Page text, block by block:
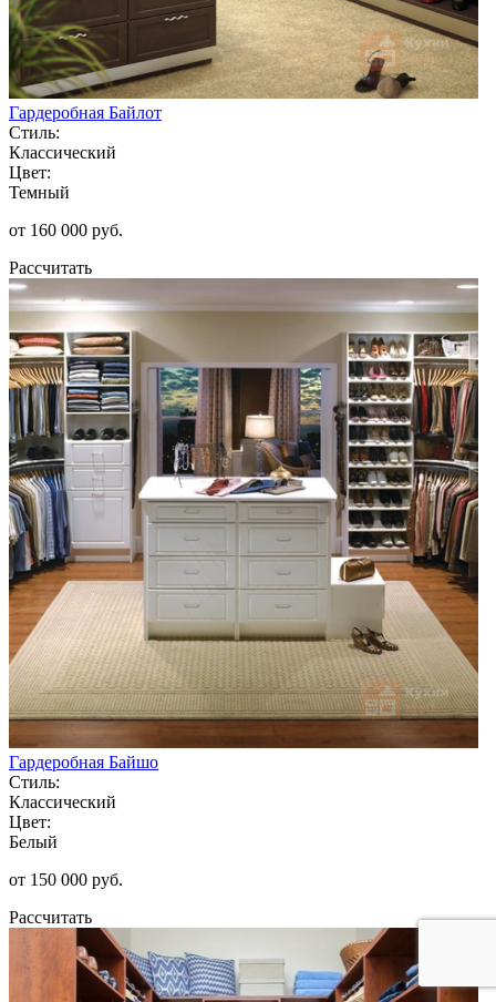
Гардеробная Байлот
Стиль:
Классический
Цвет:
Темный
от 160 000 руб.
Рассчитать
Гардеробная Байшо
Стиль:
Классический
Цвет:
Белый
от 150 000 руб.
Рассчитать